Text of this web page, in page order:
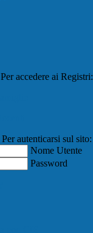
Per accedere ai Registri:
Per autenticarsi sul sito:
Nome Utente
Password